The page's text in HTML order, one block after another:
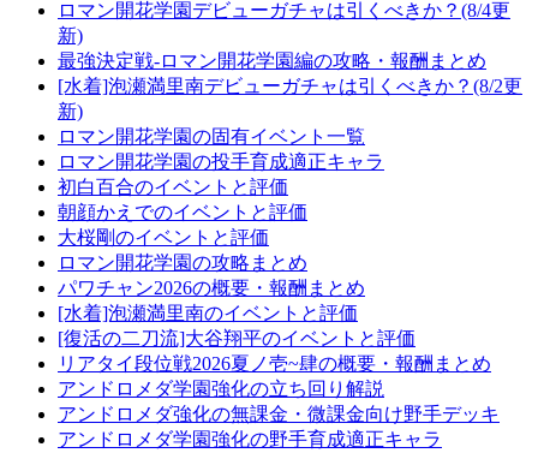
ロマン開花学園デビューガチャは引くべきか？(8/4更
新)
最強決定戦-ロマン開花学園編の攻略・報酬まとめ
[水着]泡瀬満里南デビューガチャは引くべきか？(8/2更
新)
ロマン開花学園の固有イベント一覧
ロマン開花学園の投手育成適正キャラ
初白百合のイベントと評価
朝顔かえでのイベントと評価
大桜剛のイベントと評価
ロマン開花学園の攻略まとめ
パワチャン2026の概要・報酬まとめ
[水着]泡瀬満里南のイベントと評価
[復活の二刀流]大谷翔平のイベントと評価
リアタイ段位戦2026夏ノ壱~肆の概要・報酬まとめ
アンドロメダ学園強化の立ち回り解説
アンドロメダ強化の無課金・微課金向け野手デッキ
アンドロメダ学園強化の野手育成適正キャラ